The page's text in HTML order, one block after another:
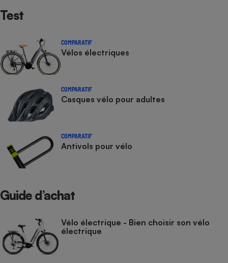
Test
COMPARATIF
Vélos électriques
COMPARATIF
Casques vélo pour adultes
COMPARATIF
Antivols pour vélo
Guide d’achat
Vélo électrique - Bien choisir son vélo
électrique